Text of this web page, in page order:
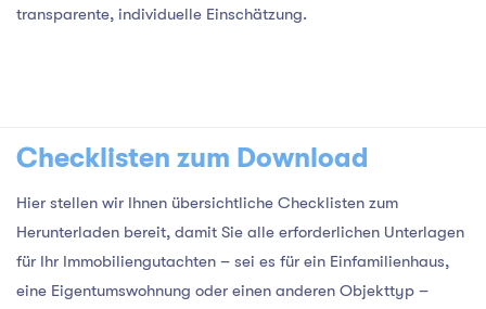
transparente, individuelle Einschätzung.
Checklisten zum Download
Hier stellen wir Ihnen übersichtliche Checklisten zum
Herunterladen bereit, damit Sie alle erforderlichen Unterlagen
für Ihr Immobilien­gutachten – sei es für ein Einfamilienhaus,
eine Eigentums­wohnung oder einen anderen Objekt­typ –